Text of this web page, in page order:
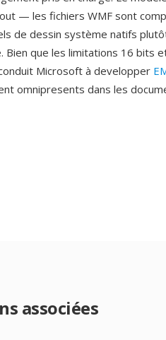
— les fichiers WMF sont
de dessin système natifs
que les limitations 16 bits
Microsoft à developper
omnipresents dans les
associées